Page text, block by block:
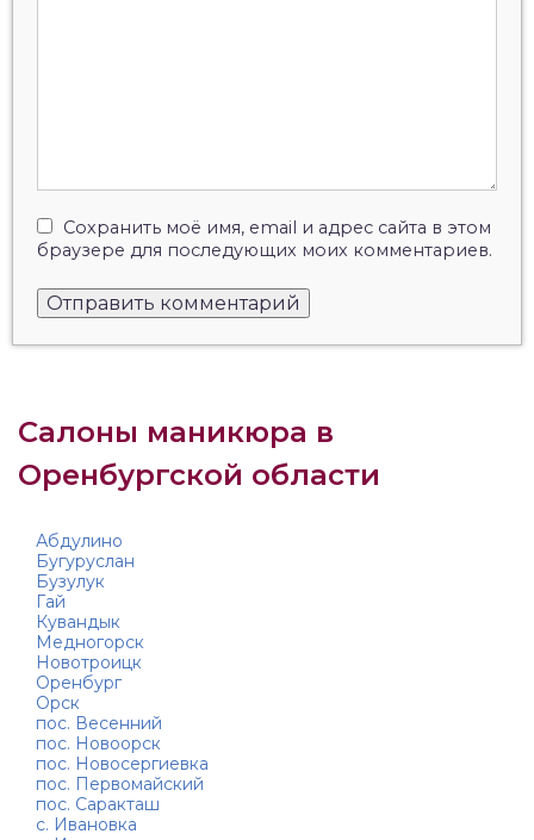
Сохранить моё имя, email и адрес сайта в этом
браузере для последующих моих комментариев.
Салоны маникюра в
Оренбургской области
Абдулино
Бугуруслан
Бузулук
Гай
Кувандык
Медногорск
Новотроицк
Оренбург
Орск
пос. Весенний
пос. Новоорск
пос. Новосергиевка
пос. Первомайский
пос. Саракташ
с. Ивановка